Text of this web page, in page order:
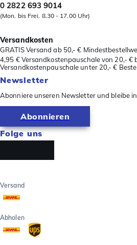
0 2822 693 9014
(Mon. bis Frei. 8.30 - 17.00 Uhr)
Versandkosten
GRATIS Versand ab 50,- €
4,95 € Versandkostenpauschale von 20,- €
Versandkostenpauschale unter 20,- €
Newsletter
Abonniere unseren Newsletter und bleibe
Abonnieren
Folge uns
Versand
Abholen